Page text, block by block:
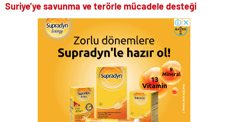
Suriye’ye savunma ve terörle mücadele desteği